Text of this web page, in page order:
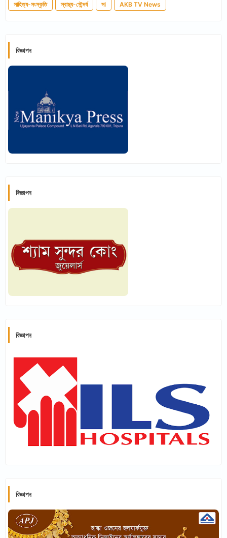
সাহিত্য-সংস্কৃতি স্বাস্থ্য-সৌন্দর্য সl AKB TV News
বিজ্ঞাপন
বিজ্ঞাপন
বিজ্ঞাপন
বিজ্ঞাপন